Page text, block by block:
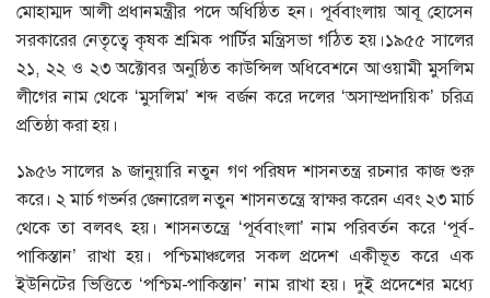
মোহাম্মদ আলী প্রধানমন্ত্রীর পদে অধিষ্ঠিত হন। পূর্ববাংলায় আবূ হোসেন
সরকারের নেতৃত্বে কৃষক শ্রমিক পার্টির মন্ত্রিসভা গঠিত হয়।১৯৫৫ সালের
২১, ২২ ও ২৩ অক্টোবর অনুষ্ঠিত কাউন্সিল অধিবেশনে আওয়ামী মুসলিম
লীগের নাম থেকে ‘মুসলিম’ শব্দ বর্জন করে দলের ‘অসাম্প্রদায়িক’ চরিত্র
প্রতিষ্ঠা করা হয়।
১৯৫৬ সালের ৯ জানুয়ারি নতুন গণ পরিষদ শাসনতন্ত্র রচনার কাজ শুরু
করে। ২ মার্চ গভর্নর জেনারেল নতুন শাসনতন্ত্রে স্বাক্ষর করেন এবং ২৩ মার্চ
থেকে তা বলবৎ হয়। শাসনতন্ত্রে ‘পূর্ববাংলা’ নাম পরিবর্তন করে ‘পূর্ব-
পাকিস্তান’ রাখা হয়। পশ্চিমাঞ্চলের সকল প্রদেশ একীভূত করে এক
ইউনিটের ভিত্তিতে ‘পশ্চিম-পাকিস্তান’ নাম রাখা হয়। দুই প্রদেশের মধ্যে